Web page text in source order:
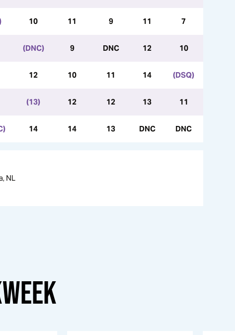
10 11 9 11 7
(DNC) 9 DNC 12 10
12 10 11 14 (DSQ)
(13) 12 12 13 11
14 14 13 DNC DNC
NL
WEEK